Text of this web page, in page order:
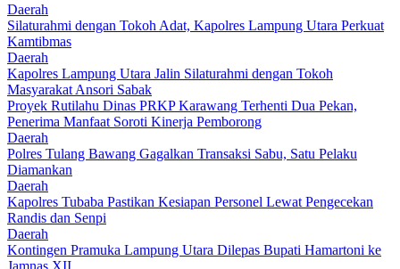
Daerah
Silaturahmi dengan Tokoh Adat, Kapolres Lampung Utara Perkuat
Kamtibmas
Daerah
Kapolres Lampung Utara Jalin Silaturahmi dengan Tokoh
Masyarakat Ansori Sabak
Proyek Rutilahu Dinas PRKP Karawang Terhenti Dua Pekan,
Penerima Manfaat Soroti Kinerja Pemborong
Daerah
Polres Tulang Bawang Gagalkan Transaksi Sabu, Satu Pelaku
Diamankan
Daerah
Kapolres Tubaba Pastikan Kesiapan Personel Lewat Pengecekan
Randis dan Senpi
Daerah
Kontingen Pramuka Lampung Utara Dilepas Bupati Hamartoni ke
Jamnas XII